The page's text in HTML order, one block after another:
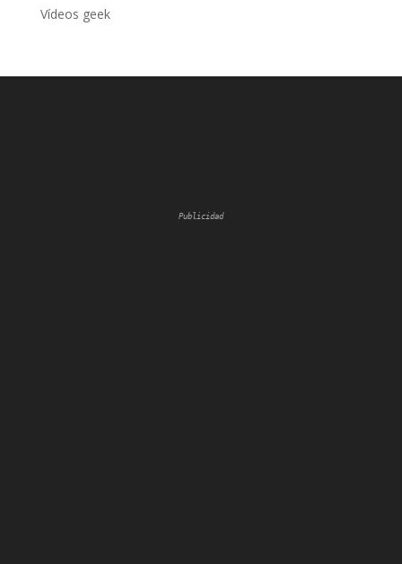
Vídeos geek
Publicidad